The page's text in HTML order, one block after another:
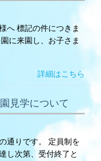
へ 標記の件につきま
に来園し、お子さま
詳細はこちら
見学について
通りです。 定員制を
し次第、受付終了と